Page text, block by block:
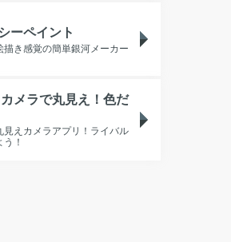
ーペイント
描き感覚の簡単銀河メーカー
メラで丸見え！色だ
見えカメラアプリ！ライバル
！